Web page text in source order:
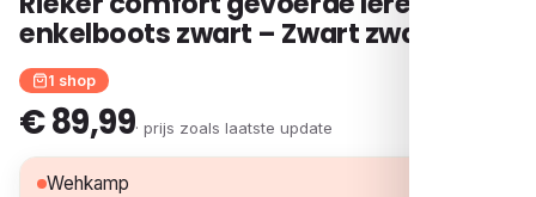
enkelboots zwart – Zwart zwart
1 shop
€ 89,99· prijs zoals laatste update
Wehkamp